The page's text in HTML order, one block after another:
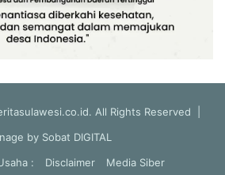
All Rights Reserved |
by Sobat DIGITAL
:
Disclaimer Media Siber